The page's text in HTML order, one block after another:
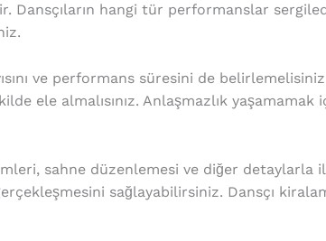
Dansçıların hangi tür performanslar
ve performans süresini de
ele almalısınız. Anlaşmazlık yaşamamak
sahne düzenlemesi ve diğer detaylarla
sağlayabilirsiniz. Dansçı